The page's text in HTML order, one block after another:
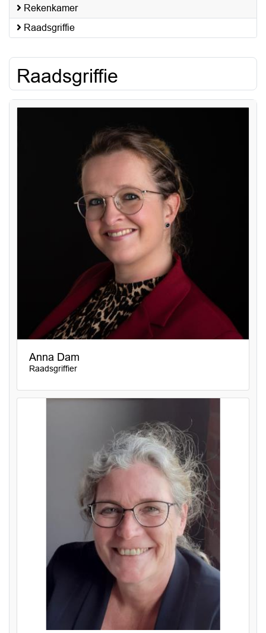
Rekenkamer
Raadsgriffie
Raadsgriffie
Anna Dam
Raadsgriffier